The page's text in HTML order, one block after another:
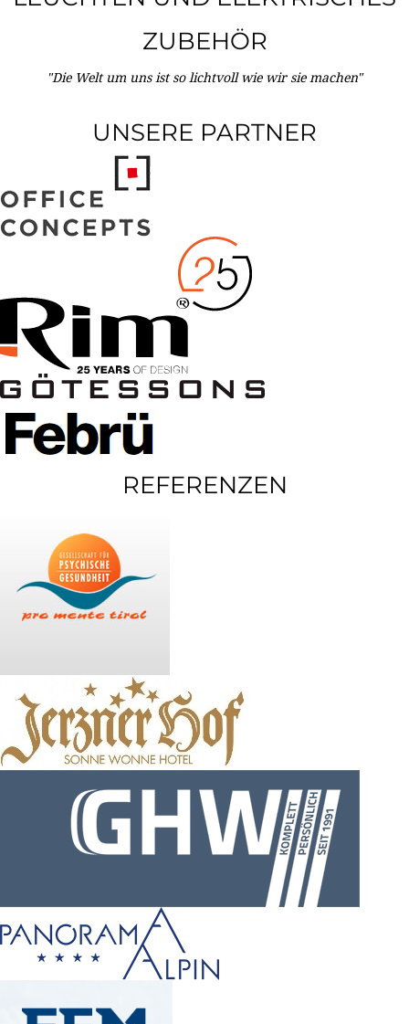
ZUBEHÖR
"Die Welt um uns ist so lichtvoll wie wir sie machen"
UNSERE PARTNER
REFERENZEN